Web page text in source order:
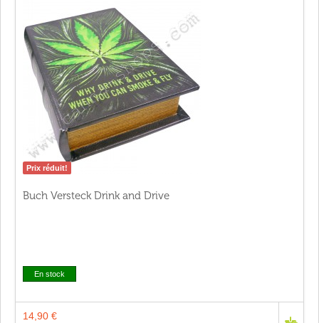
Prix réduit!
Buch Versteck Drink and Drive
En stock
14,90 €